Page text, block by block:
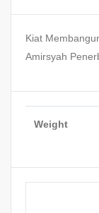
Kiat
Amirsyah
Weight